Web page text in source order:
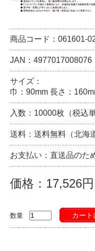
商品コード：061601-
JAN：4977017008076
サイズ：
巾：90mm 長さ：
入数：10000枚（税込
送料：送料無料（北海
お支払い：直送品のた
価格：17,526円
数量 カート